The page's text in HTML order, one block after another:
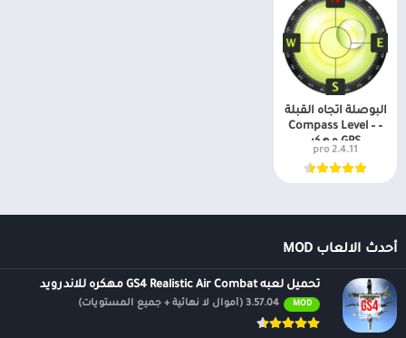
البوصلة اتجاه القبلة
– Compass Level –
GPS مهكر
2.4.11 pro
أحدث الالعاب MOD
تحميل لعبه GS4 Realistic Air Combat مهكره للاندرويد
MOD 3.57.04 (أموال لا نهائية + جميع المستويات)